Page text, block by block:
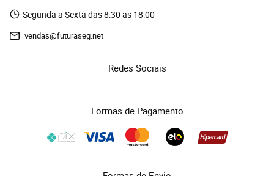
Segunda a Sexta das 8:30 as 18:00
vendas@futuraseg.net
Redes Sociais
Formas de Pagamento